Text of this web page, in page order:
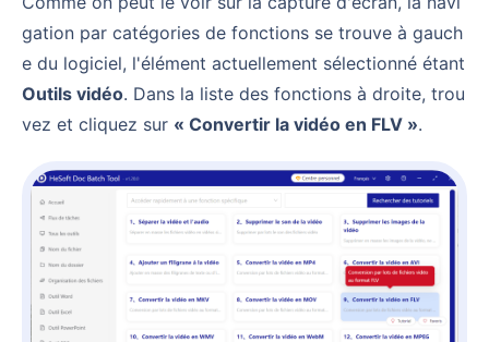
gation par catégories de fonctions se trouve à gauch
e du logiciel, l'élément actuellement sélectionné étant
Outils vidéo. Dans la liste des fonctions à droite, trou
vez et cliquez sur « Convertir la vidéo en FLV ».